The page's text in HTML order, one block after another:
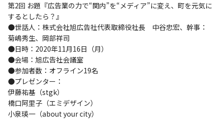
第2回 お題『広告業の力で“関内”を“メディア”に変え、町を元気に
するとしたら？』
●世話人：株式会社旭広告社代表取締役社長 中谷忠宏、幹事：
菊嶋秀生、岡部祥司
●日時：2020年11月16日（月）
●会場：旭広告社会議室
●参加者数：オフライン19名
●プレゼンター：
伊藤祐基（stgk）
橋口阿里子（エミデザイン）
小泉瑛一（about your city）